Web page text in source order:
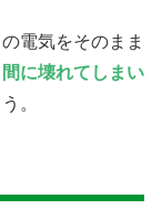
電気をそのまま
に壊れてしまい
。